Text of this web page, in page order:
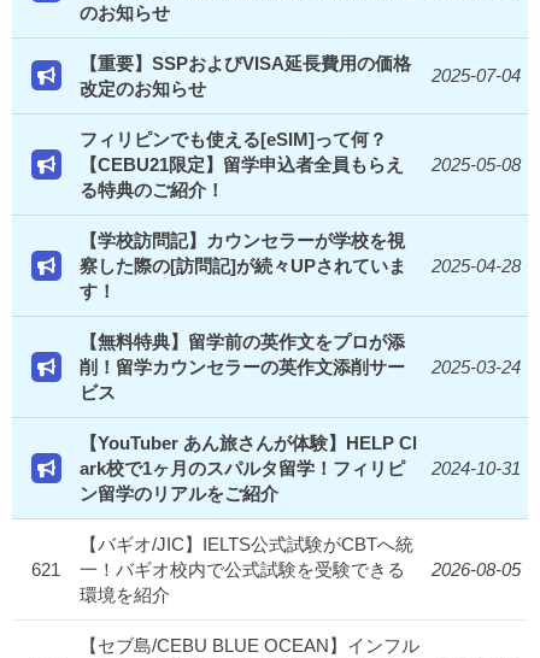
のお知らせ
【重要】SSPおよびVISA延長費用の価格
改定のお知らせ
2025-07-04
フィリピンでも使える[eSIM]って何？
【CEBU21限定】留学申込者全員もらえ
る特典のご紹介！
2025-05-08
【学校訪問記】カウンセラーが学校を視
察した際の[訪問記]が続々UPされていま
す！
2025-04-28
【無料特典】留学前の英作文をプロが添
削！留学カウンセラーの英作文添削サー
ビス
2025-03-24
【YouTuber あん旅さんが体験】HELP Cl
ark校で1ヶ月のスパルタ留学！フィリピ
ン留学のリアルをご紹介
2024-10-31
621
【バギオ/JIC】IELTS公式試験がCBTへ統
一！バギオ校内で公式試験を受験できる
環境を紹介
2026-08-05
【セブ島/CEBU BLUE OCEAN】インフル